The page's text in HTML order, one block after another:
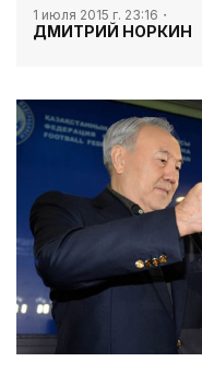
1 июля 2015 г. 23:16
ДМИТРИЙ НОРКИН